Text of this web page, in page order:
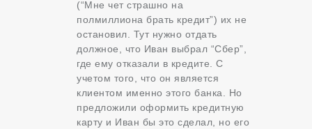
(“Мне чет страшно на
полмиллиона брать кредит”) их не
остановил. Тут нужно отдать
должное, что Иван выбрал “Сбер”,
где ему отказали в кредите. С
учетом того, что он является
клиентом именно этого банка. Но
предложили оформить кредитную
карту и Иван бы это сделал, но его